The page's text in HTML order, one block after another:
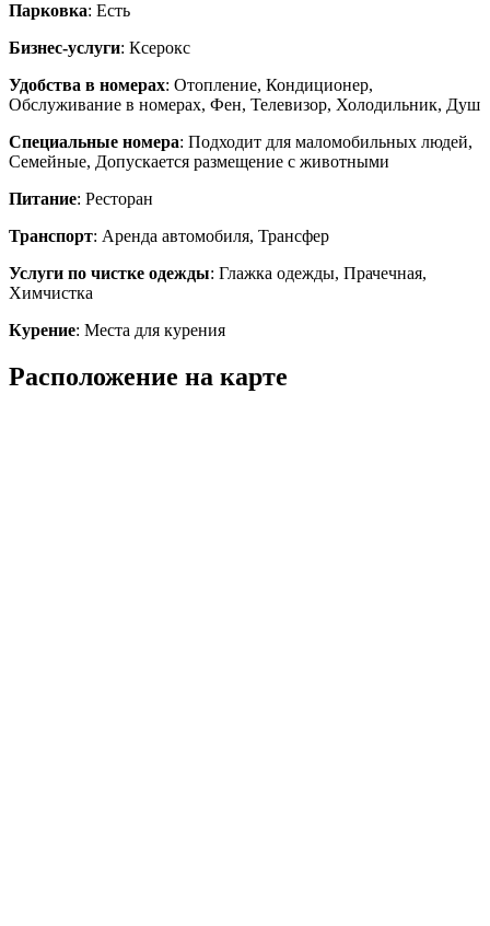
Парковка: Есть
Бизнес-услуги: Ксерокс
Удобства в номерах: Отопление, Кондиционер,
Обслуживание в номерах, Фен, Телевизор, Холодильник, Душ
Специальные номера: Подходит для маломобильных людей,
Семейные, Допускается размещение с животными
Питание: Ресторан
Транспорт: Аренда автомобиля, Трансфер
Услуги по чистке одежды: Глажка одежды, Прачечная,
Химчистка
Курение: Места для курения
Расположение на карте